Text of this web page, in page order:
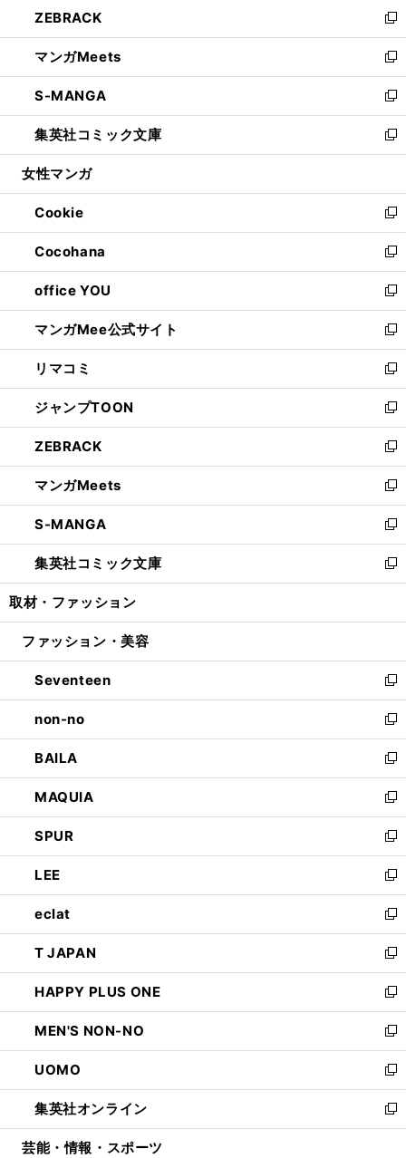
く
で
開
く
ド
ウ
で
開
く
ィ
ン
ド
ウ
で
開
く
い
ウ
ィ
ン
ド
ウ
で
開
ZEBRACK
新
し
い
ウ
ィ
ン
ド
ウ
開
く
マンガMeets
新
し
い
ウ
ィ
ン
ウ
で
開
く
S-MANGA
新
し
い
ウ
ン
ド
ウ
で
開
く
集英社コミック文庫
新
し
ウ
ィ
ン
ド
ウ
で
開
く
女性マンガ
Cookie
新
し
い
ウ
ィ
ン
ド
ウ
で
開
く
Cocohana
新
し
い
ウ
ィ
ン
ド
ウ
で
開
く
office YOU
新
し
い
ウ
ィ
ン
ド
ウ
で
開
く
マンガMee公式サイト
新
し
い
ウ
ィ
ン
ド
ウ
で
開
く
リマコミ
新
し
い
ウ
ィ
ン
ド
ウ
で
開
く
ジャンプTOON
新
し
い
ウ
ィ
ン
ド
ウ
で
開
ZEBRACK
新
し
い
ウ
ィ
ン
ド
ウ
開
マンガMeets
新
し
い
ウ
ィ
ン
ウ
開
く
S-MANGA
新
し
い
ウ
ン
ウ
で
開
く
集英社コミック文庫
新
し
ウ
ン
ド
ウ
で
開
く
取材・ファッション
ファッション・美容
Seventeen
新
し
い
ウ
ィ
ン
ド
ウ
で
開
く
non-no
新
し
い
ウ
ィ
ン
ド
ウ
で
開
く
BAILA
新
し
い
ウ
ィ
ン
ド
ウ
で
開
く
MAQUIA
新
し
い
ウ
ィ
ン
ド
ウ
で
開
く
SPUR
新
し
い
ウ
ィ
ン
ド
ウ
で
開
く
LEE
新
し
い
ウ
ィ
ン
ド
ウ
で
開
く
eclat
新
し
い
ウ
ィ
ン
ド
ウ
で
開
く
T JAPAN
新
し
い
ウ
ィ
ン
ド
ウ
で
開
HAPPY PLUS ONE
新
し
い
ウ
ィ
ン
ド
ウ
MEN'S NON-NO
新
し
い
ウ
ィ
ン
UOMO
新
し
い
ウ
集英社オンライン
新
し
芸能・情報・スポーツ